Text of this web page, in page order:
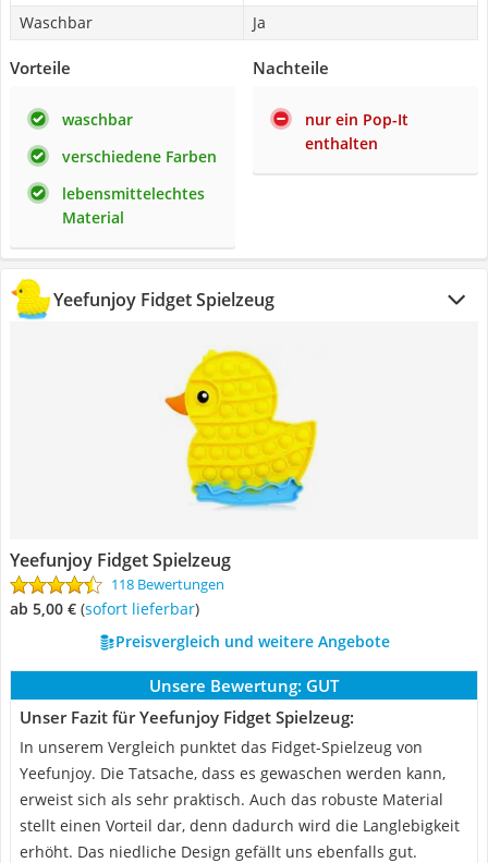
Waschbar
Ja
Vorteile
waschbar
verschiedene Farben
lebensmittelechtes
Material
Nachteile
nur ein Pop-It
enthalten
Yeefunjoy Fidget Spielzeug
Yeefunjoy Fidget Spielzeug
118 Bewertungen
ab 5,00 € ( Sofort lieferbar)
Preisvergleich und weitere Angebote
Unsere Bewertung: GUT
Unser Fazit für Yeefunjoy Fidget Spielzeug:
In unserem Vergleich punktet das Fidget-Spielzeug von
Yeefunjoy. Die Tatsache, dass es gewaschen werden kann,
erweist sich als sehr praktisch. Auch das robuste Material
stellt einen Vorteil dar, denn dadurch wird die Langlebigkeit
erhöht. Das niedliche Design gefällt uns ebenfalls gut.